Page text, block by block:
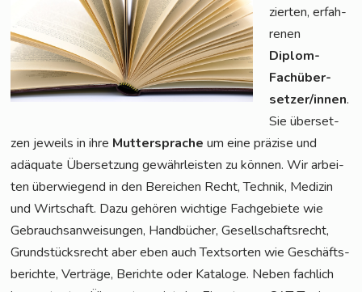
zier­ten, erfah­
re­nen
Diplom-
Fach­über­
set­zer/in­nen.
Sie über­set­
zen jeweils in ihre Mut­ter­spra­che um eine prä­zi­se und
adäqua­te Über­set­zung gewähr­leis­ten zu kön­nen. Wir arbei­
ten über­wie­gend in den Berei­chen Recht, Tech­nik, Medi­zin
und Wirt­schaft. Dazu gehö­ren wich­ti­ge Fach­ge­bie­te wie
Gebrauchs­an­wei­sun­gen, Hand­bü­cher, Gesell­schafts­recht,
Grund­stücks­recht aber eben auch Text­sor­ten wie Geschäfts­
be­rich­te, Ver­trä­ge, Berich­te oder Kata­lo­ge. Neben fach­lich